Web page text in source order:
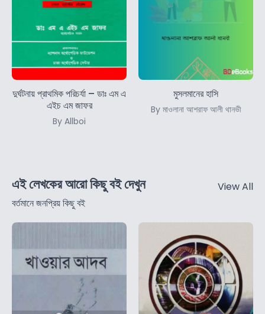
দুর্ঘটনায় প্রাথমিক পরিচর্যা – ডাঃ এম এ
এইচ এম জাফর
By Allboi
মুসলমানের হাসি
By মাওলানা আশরাফ আলী থানভী
এই লেখকের আরো কিছু বই দেখুন
বর্তমানে জনপ্রিয় কিছু বই
View All